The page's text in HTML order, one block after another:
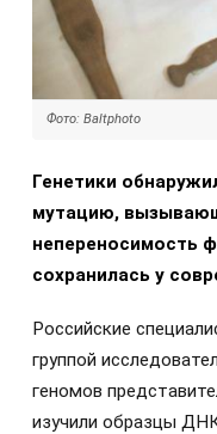
Фото: Baltphoto
Генетики
мутацию,
непереносимость
сохранилась у
Российские
группой
геномов
изучили образцы